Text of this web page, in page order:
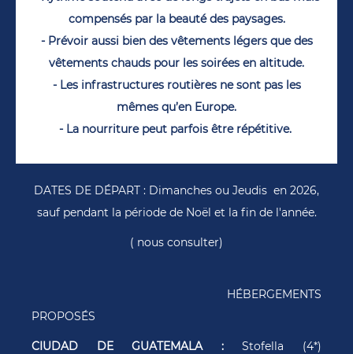
compensés par la beauté des paysages.
- Prévoir aussi bien des vêtements légers que des
vêtements chauds pour les soirées en altitude.
- Les infrastructures routières ne sont pas les
mêmes qu’en Europe.
- La nourriture peut parfois être répétitive.
DATES DE DÉPART : Dimanches ou Jeudis en 2026,
sauf pendant la période de Noël et la fin de l'année.
( nous consulter)
HÉBERGEMENTS
PROPOSÉS
CIUDAD DE GUATEMALA :Stofella (4*)